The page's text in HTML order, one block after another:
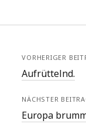
VORHERIGER
Aufrüttelnd.
NÄCHSTER
Europa